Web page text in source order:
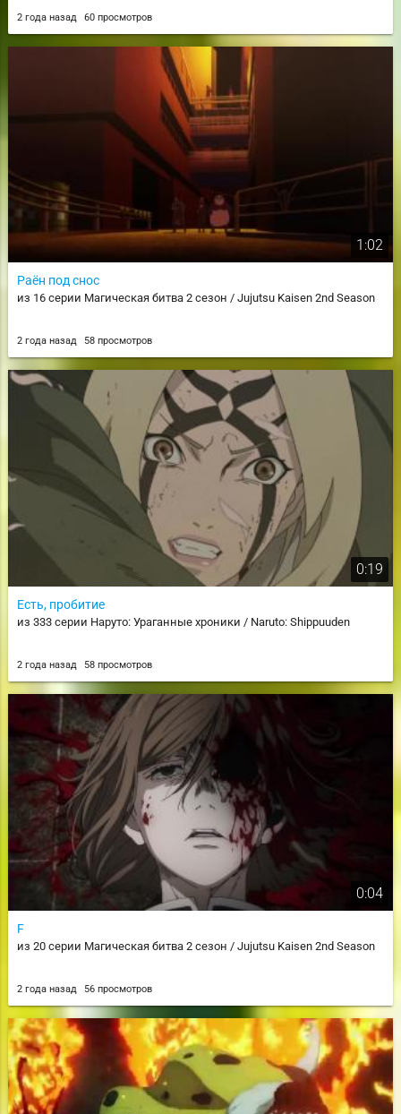
2 года назад 60 просмотров
1:02
Раён под снос
из 16 серии Магическая битва 2 сезон / Jujutsu Kaisen 2nd Season
2 года назад 58 просмотров
0:19
Есть, пробитие
из 333 серии Наруто: Ураганные хроники / Naruto: Shippuuden
2 года назад 58 просмотров
0:04
F
из 20 серии Магическая битва 2 сезон / Jujutsu Kaisen 2nd Season
2 года назад 56 просмотров